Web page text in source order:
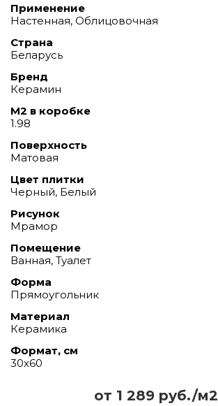
от 1 289 руб./м2
Применение
Настенная, Облицовочная
Страна
Беларусь
Бренд
Керамин
М2 в коробке
1.98
Поверхность
Матовая
Цвет плитки
Черный, Белый
Рисунок
Мрамор
Помещение
Ванная, Туалет
Форма
Прямоугольник
Материал
Керамика
Формат, см
30х60